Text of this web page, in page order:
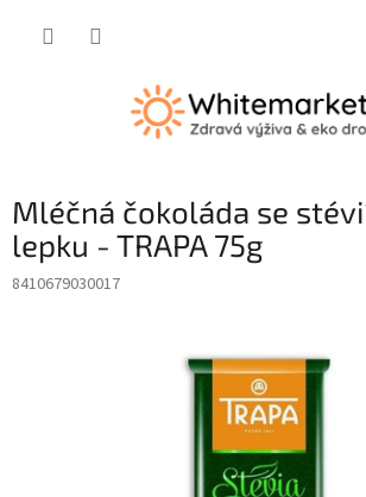
Mléčná čokoláda se
lepku - TRAPA 75g
8410679030017